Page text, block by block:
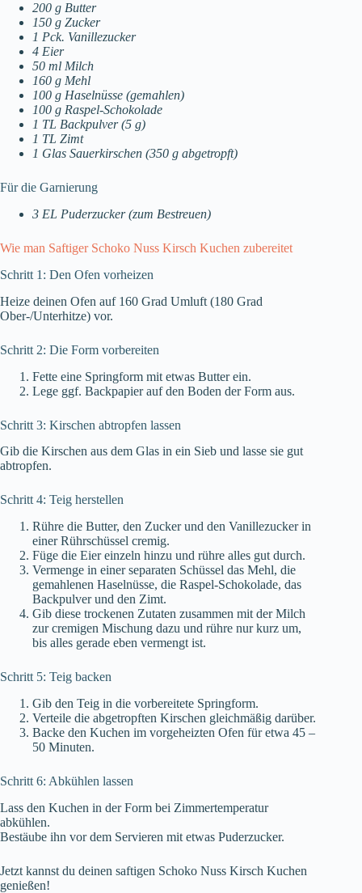
200 g Butter
150 g Zucker
1 Pck. Vanillezucker
4 Eier
50 ml Milch
160 g Mehl
100 g Haselnüsse (gemahlen)
100 g Raspel-Schokolade
1 TL Backpulver (5 g)
1 TL Zimt
1 Glas Sauerkirschen (350 g abgetropft)
Für die Garnierung
3 EL Puderzucker (zum Bestreuen)
Wie man Saftiger Schoko Nuss Kirsch Kuchen zubereitet
Schritt 1: Den Ofen vorheizen
Heize deinen Ofen auf 160 Grad Umluft (180 Grad
Ober-/Unterhitze) vor.
Schritt 2: Die Form vorbereiten
Fette eine Springform mit etwas Butter ein.
Lege ggf. Backpapier auf den Boden der Form aus.
Schritt 3: Kirschen abtropfen lassen
Gib die Kirschen aus dem Glas in ein Sieb und lasse sie gut
abtropfen.
Schritt 4: Teig herstellen
Rühre die Butter, den Zucker und den Vanillezucker in
einer Rührschüssel cremig.
Füge die Eier einzeln hinzu und rühre alles gut durch.
Vermenge in einer separaten Schüssel das Mehl, die
gemahlenen Haselnüsse, die Raspel-Schokolade, das
Backpulver und den Zimt.
Gib diese trockenen Zutaten zusammen mit der Milch
zur cremigen Mischung dazu und rühre nur kurz um,
bis alles gerade eben vermengt ist.
Schritt 5: Teig backen
Gib den Teig in die vorbereitete Springform.
Verteile die abgetropften Kirschen gleichmäßig darüber.
Backe den Kuchen im vorgeheizten Ofen für etwa 45 –
50 Minuten.
Schritt 6: Abkühlen lassen
Lass den Kuchen in der Form bei Zimmertemperatur
abkühlen.
Bestäube ihn vor dem Servieren mit etwas Puderzucker.
Jetzt kannst du deinen saftigen Schoko Nuss Kirsch Kuchen
genießen!